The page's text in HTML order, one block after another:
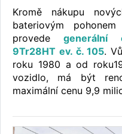
Kromě nákupu
bateriovým
provedegenerální
9Tr28HT ev. č. 105.
roku 1980 a od
vozidlo, má být
maximální cenu 9,9